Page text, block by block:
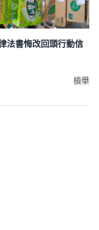
法書悔改回頭行動信
檢舉